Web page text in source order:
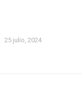
25 julio, 2024